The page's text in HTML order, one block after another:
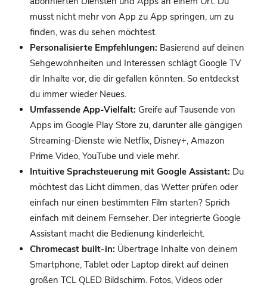
musst nicht mehr von App zu App springen, um zu
finden, was du sehen möchtest.
Personalisierte Empfehlungen: Basierend auf deinen
Sehgewohnheiten und Interessen schlägt Google TV
dir Inhalte vor, die dir gefallen könnten. So entdeckst
du immer wieder Neues.
Umfassende App-Vielfalt: Greife auf Tausende von
Apps im Google Play Store zu, darunter alle gängigen
Streaming-Dienste wie Netflix, Disney+, Amazon
Prime Video, YouTube und viele mehr.
Intuitive Sprachsteuerung mit Google Assistant: Du
möchtest das Licht dimmen, das Wetter prüfen oder
einfach nur einen bestimmten Film starten? Sprich
einfach mit deinem Fernseher. Der integrierte Google
Assistant macht die Bedienung kinderleicht.
Chromecast built-in: Übertrage Inhalte von deinem
Smartphone, Tablet oder Laptop direkt auf deinen
großen TCL QLED Bildschirm. Fotos, Videos oder